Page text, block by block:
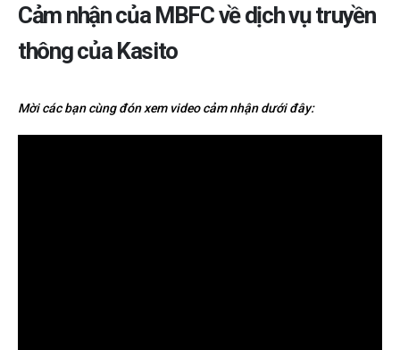
Cảm nhận của MBFC về dịch vụ truyền
thông của Kasito
Mời các bạn cùng đón xem video cảm nhận dưới đây: